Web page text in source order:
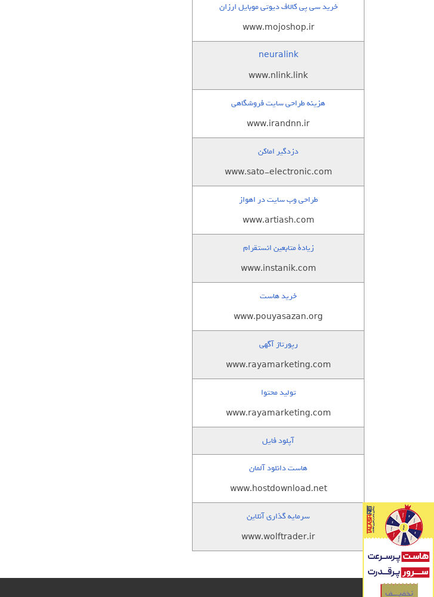
خرید سی پی کالاف دیوتی موبایل ارزان
www.mojoshop.ir
neuralink
www.nlink.link
هزینه طراحی سایت فروشگاهی
www.irandnn.ir
دزدگیر اماکن
www.sato-electronic.com
طراحی وب سایت در اهواز
www.artiash.com
زيادة متابعين انستقرام
www.instanik.com
خرید هاست
www.pouyasazan.org
رپورتاژ آگهی
www.rayamarketing.com
تولید محتوا
www.rayamarketing.com
آپلود فایل
هاست دانلود آلمان
www.hostdownload.net
سرمایه گذاری آنلاین
www.wolftrader.ir